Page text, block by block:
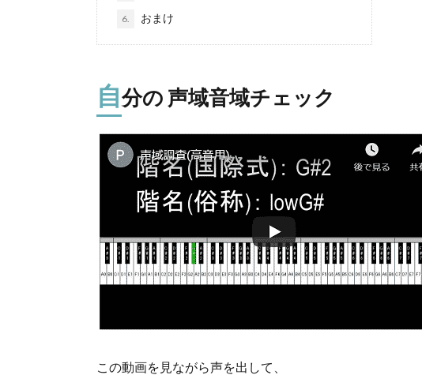
6. おまけ
自分の 声域音域チェック
この動画を見ながら声を出して、